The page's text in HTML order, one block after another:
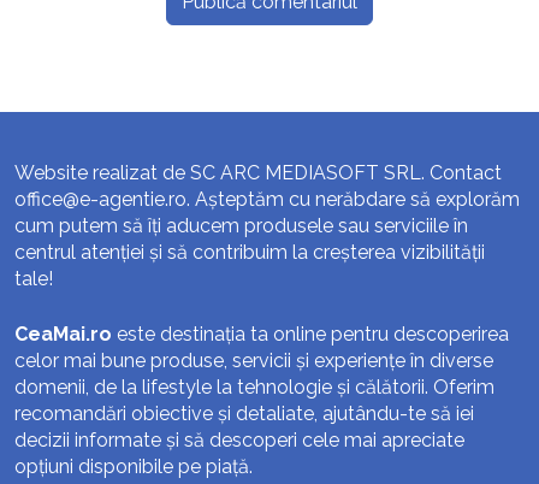
Website realizat de SC ARC MEDIASOFT SRL. Contact
office@e-agentie.ro. Așteptăm cu nerăbdare să explorăm
cum putem să îți aducem produsele sau serviciile în
centrul atenției și să contribuim la creșterea vizibilității
tale!
CeaMai.ro este destinația ta online pentru descoperirea
celor mai bune produse, servicii și experiențe în diverse
domenii, de la lifestyle la tehnologie și călătorii. Oferim
recomandări obiective și detaliate, ajutându-te să iei
decizii informate și să descoperi cele mai apreciate
opțiuni disponibile pe piață.